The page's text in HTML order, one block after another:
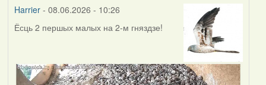
Harrier- 08.06.2026 - 10:26
Ёсць 2 першых малых на 2-м гняздзе!